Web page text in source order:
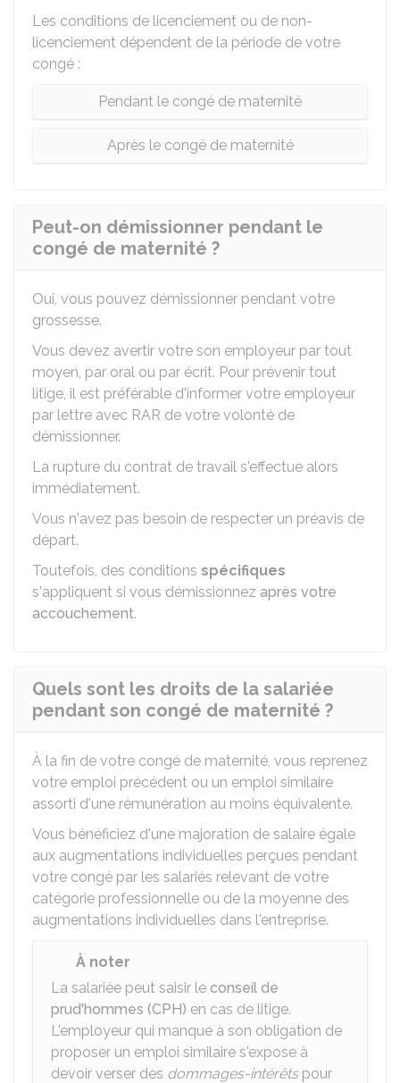
Les conditions de licenciement ou de non-
licenciement dépendent de la période de votre
congé :
Pendant le congé de maternité
Après le congé de maternité
Peut-on démissionner pendant le
congé de maternité ?
Oui, vous pouvez démissionner pendant votre
grossesse.
Vous devez avertir votre son employeur par tout
moyen, par oral ou par écrit. Pour prévenir tout
litige, il est préférable d'informer votre employeur
par lettre avec RAR de votre volonté de
démissionner.
La rupture du contrat de travail s'effectue alors
immédiatement.
Vous n'avez pas besoin de respecter un préavis de
départ.
Toutefois, des conditions spécifiques
s'appliquent si vous démissionnez après votre
accouchement.
Quels sont les droits de la salariée
pendant son congé de maternité ?
À la fin de votre congé de maternité, vous reprenez
votre emploi précédent ou un emploi similaire
assorti d'une rémunération au moins équivalente.
Vous bénéficiez d'une majoration de salaire égale
aux augmentations individuelles perçues pendant
votre congé par les salariés relevant de votre
catégorie professionnelle ou de la moyenne des
augmentations individuelles dans l'entreprise.
À noter
La salariée peut saisir le conseil de
prud'hommes (CPH) en cas de litige.
L'employeur qui manque à son obligation de
proposer un emploi similaire s'expose à
devoir verser des dommages-intérêtspour